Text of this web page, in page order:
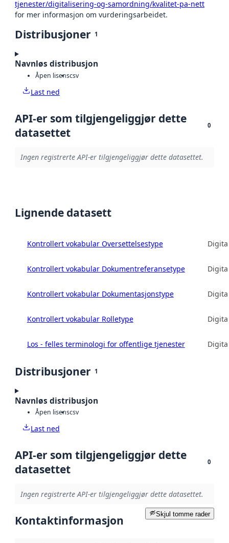
tjenester/digitalisering-og-samordning/kvalitet-pa-nett
for mer informasjon om vurderingsarbeidet.
Distribusjoner 1
Navnløs distribusjon
Åpen lisenscsv
Last ned
API-er som tilgjengeliggjør dette
datasettet
0
Ingen registrerte API-er tilgjengeliggjør dette datasettet.
Lignende datasett
Kontrollert vokabular Oversettelsestype
Kontrollert vokabular Dokumentreferansetype
Kontrollert vokabular Dokumentasjonstype
Kontrollert vokabular Rolletype
Los - felles terminologi for offentlige tjenester
Distribusjoner 1
Navnløs distribusjon
Åpen lisenscsv
Last ned
API-er som tilgjengeliggjør dette
datasettet
0
Ingen registrerte API-er tilgjengeliggjør dette datasettet.
Skjul tomme rader
Kontaktinformasjon